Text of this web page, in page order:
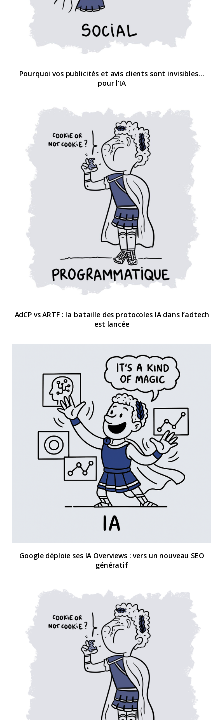
Pourquoi vos publicités et avis clients sont invisibles…
pour l’IA
AdCP vs ARTF : la bataille des protocoles IA dans l’adtech
est lancée
Google déploie ses IA Overviews : vers un nouveau SEO
génératif